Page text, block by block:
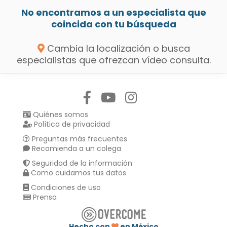
No encontramos a un especialista que
coincida con tu búsqueda
Cambia la localización o busca
especialistas que ofrezcan vídeo consulta.
Quiénes somos
Política de privacidad
Preguntas más frecuentes
Recomienda a un colega
Seguridad de la información
Como cuidamos tus datos
Condiciones de uso
Prensa